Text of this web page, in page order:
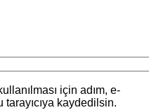
için adım, e-
kaydedilsin.